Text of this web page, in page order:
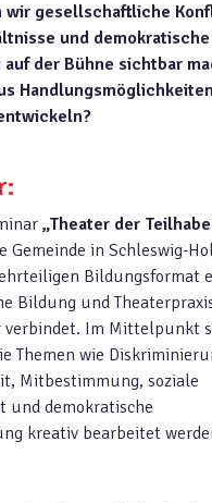
wir gesellschaftliche
und demokratische
der Bühne sichtbar
„Theater der
Gemeinde in Schleswig-
Bildungsformat
Bildung und
verbindet. Im Mittelpunkt
Themen wie
Mitbestimmung, soziale
und demokratische
kreativ bearbeitet